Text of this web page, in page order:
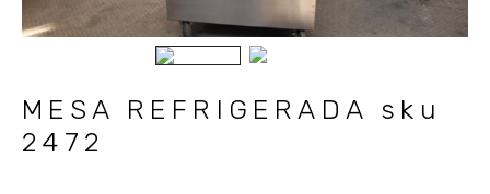
MESA REFRIGERADA sku
2472